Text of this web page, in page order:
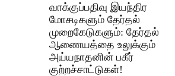
வாக்குப்பதிவு இயந்திர
மோசடிகளும் தேர்தல்
முறைகேடுகளும்: தேர்தல்
ஆணையத்தை உலுக்கும்
அய்யநாதனின் பகீர்
குற்றச்சாட்டுகள்!